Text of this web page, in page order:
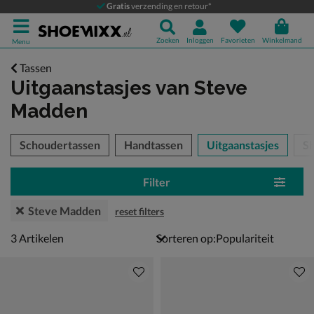
Gratisverzending en retour*
Menu Zoeken Inloggen Favorieten Winkelmand
Tassen
Uitgaanstasjes van Steve
Madden
over
Schoudertassen Handtassen Uitgaanstasjes
Filter
Steve Madden reset filters
3 artikelen
3Artikelen Sorteren op: